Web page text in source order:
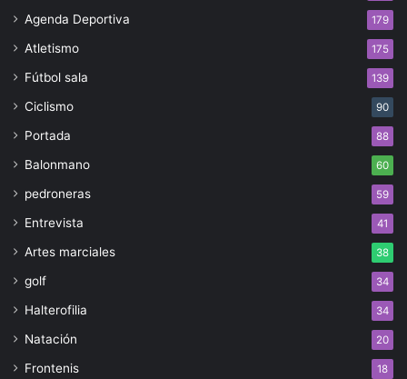
Agenda Deportiva 179
Atletismo 175
Fútbol sala 139
Ciclismo 90
Portada 88
Balonmano 60
pedroneras 59
Entrevista 41
Artes marciales 38
golf 34
Halterofilia 34
Natación 20
Frontenis 18